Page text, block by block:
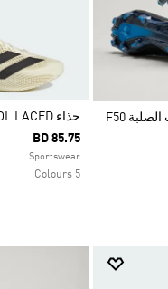
حذاء كرة قدم للأرضيات الصلبة F50
حذاء CLIMACOOL LACED
BD 85.75
Sportswear
5 Colours